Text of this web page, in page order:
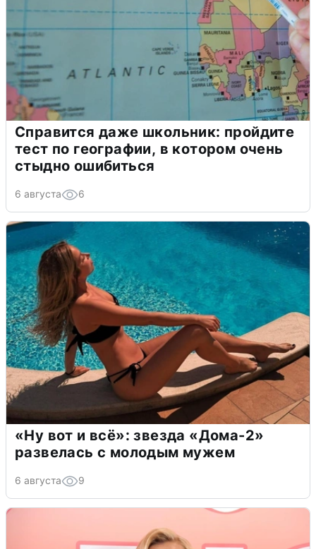
Справится даже школьник: пройдите
тест по географии, в котором очень
стыдно ошибиться
6 августа 6
«Ну вот и всё»: звезда «Дома-2»
развелась с молодым мужем
6 августа 9